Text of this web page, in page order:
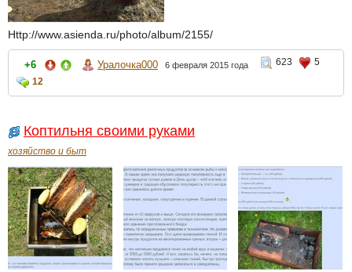
Http://www.asienda.ru/photo/album/2155/
+6 Уралочка000 6 февраля 2015 года 623
5
12
Коптильня своими руками
хозяйство и быт